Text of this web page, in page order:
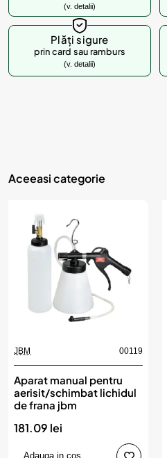
(v. detalii)
Plăți sigure
prin card sau ramburs
(v. detalii)
Aceeasi categorie
JBM 00119
Aparat manual pentru
aerisit/schimbat lichidul
de frana jbm
181.09 lei
Adauga in cos